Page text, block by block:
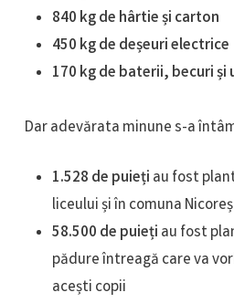
840 kg de hârtie și carton
450 kg de deșeuri electrice
170 kg de baterii, becuri și
Dar adevărata minune s-a
1.528 de puieți au fost
liceului și în comuna
58.500 de puieți au fost
pădure întreagă care va
acești copii